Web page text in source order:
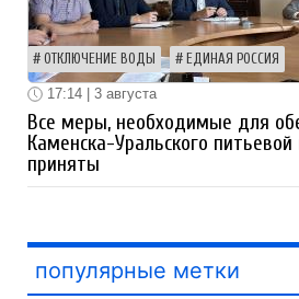
ОТКЛЮЧЕНИЕ ВОДЫ ЕДИНАЯ РОССИЯ
17:14 | 3 августа
Все меры, необходимые для
Каменска-Уральского
приняты
популярные метки